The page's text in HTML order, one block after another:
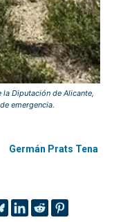
Diputación de Alicante,
emergencia.
Germán Prats Tena